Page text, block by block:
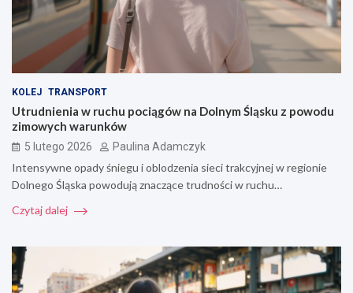
KOLEJ TRANSPORT
Utrudnienia w ruchu pociągów na Dolnym Śląsku z powodu
zimowych warunków
5 lutego 2026 Paulina Adamczyk
Intensywne opady śniegu i oblodzenia sieci trakcyjnej w regionie
Dolnego Śląska powodują znaczące trudności w ruchu…
Czytaj dalej